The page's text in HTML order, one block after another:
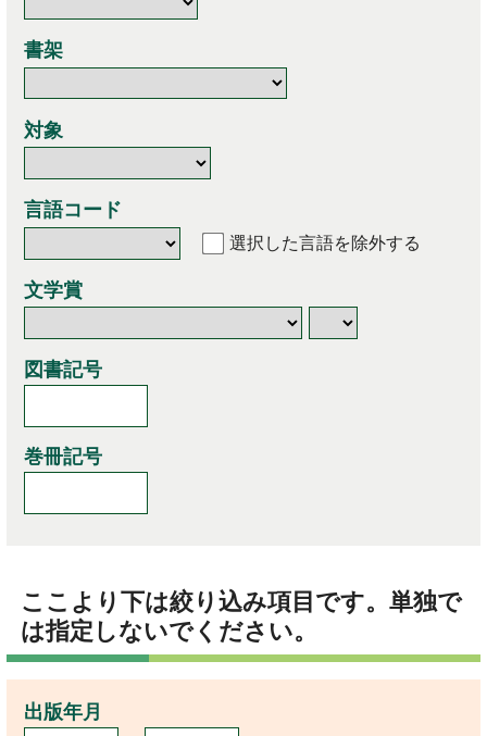
書架
対象
言語コード
選択した言語を除外する
文学賞
図書記号
巻冊記号
ここより下は絞り込み項目です。単独で
は指定しないでください。
出版年月